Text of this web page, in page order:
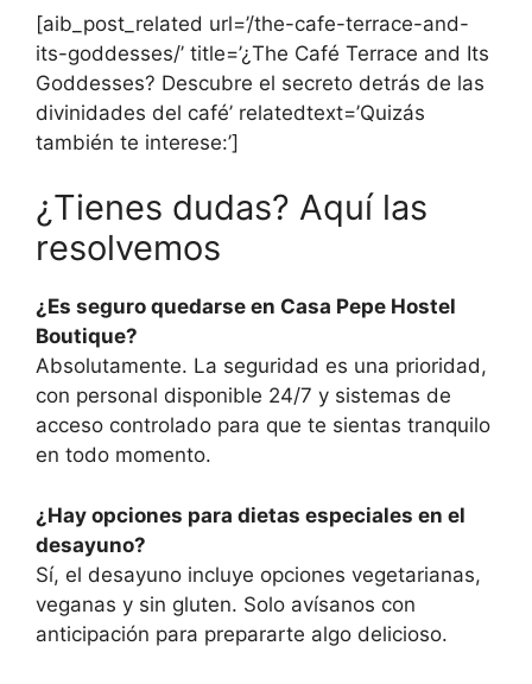
[aib_post_related url=’/the-cafe-terrace-and-
its-goddesses/’ title=’¿The Café Terrace and Its
Goddesses? Descubre el secreto detrás de las
divinidades del café’ relatedtext=’Quizás
también te interese:’]
¿Tienes dudas? Aquí las
resolvemos
¿Es seguro quedarse en Casa Pepe Hostel
Boutique?
Absolutamente. La seguridad es una prioridad,
con personal disponible 24/7 y sistemas de
acceso controlado para que te sientas tranquilo
en todo momento.
¿Hay opciones para dietas especiales en el
desayuno?
Sí, el desayuno incluye opciones vegetarianas,
veganas y sin gluten. Solo avísanos con
anticipación para prepararte algo delicioso.